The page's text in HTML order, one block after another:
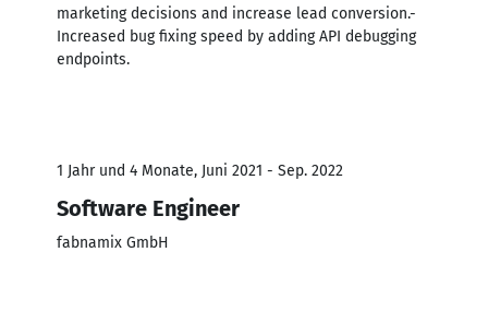
marketing decisions and increase lead conversion.-
Increased bug fixing speed by adding API debugging
endpoints.
1 Jahr und 4 Monate, Juni 2021 - Sep. 2022
Software Engineer
fabnamix GmbH